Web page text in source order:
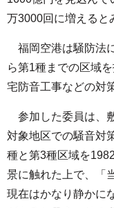
万3000回に増えると
福岡空港は騒防法
ら第1種までの区域
宅防音工事などの対
参加した委員は、
対象地区での騒音対
種と第3種区域を
景に触れた上で、「
現在はかなり静かに